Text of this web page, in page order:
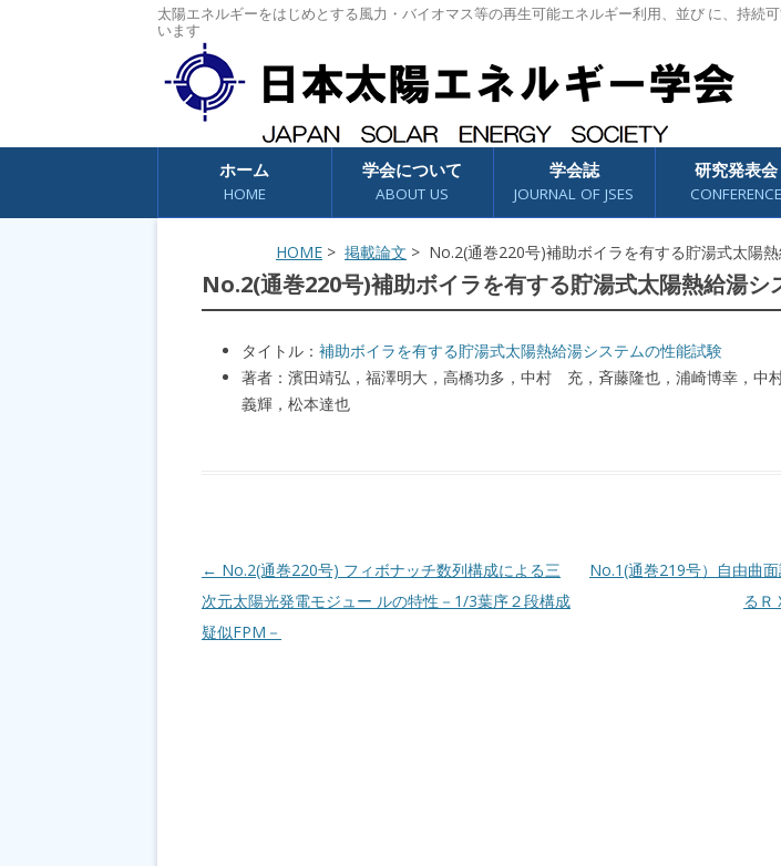
太陽エネルギーをはじめとする風力・バイオマス等の再生可能エネルギー利用、並び に、持
います
コンテンツへスキップ
ホーム
HOME
学会について
ABOUT US
学会誌
JOURNAL OF JSES
研究発表会
CONFERENCE
HOME > 掲載論文 > No.2(通巻220号)補助ボイラを有する貯湯式太陽
No.2(通巻220号)補助ボイラを有する貯湯式太陽熱給湯シ
タイトル： 補助ボイラを有する貯湯式太陽熱給湯システムの性能試験
著者：濱田靖弘，福澤明大，高橋功多，中村 充，斉藤隆也，浦崎博幸，中
義輝，松本達也
投稿ナビゲーション
← No.2(通巻220号) フィボナッチ数列構成による三
次元太陽光発電モジュー ルの特性－1/3葉序２段構成
疑似FPM－
No.1(通巻219号）自由曲
るＲ